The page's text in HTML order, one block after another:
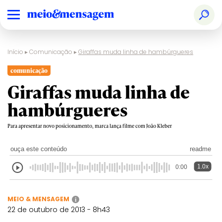
Início ▸Comunicação ▸Giraffas muda linha de hambúrgueres
comunicação
Giraffas muda linha de
hambúrgueres
Para apresentar novo posicionamento, marca lança filme com João Kleber
ouça este conteúdo readme
0:00 1.0x
MEIO & MENSAGEM i
22 de outubro de 2013 - 8h43